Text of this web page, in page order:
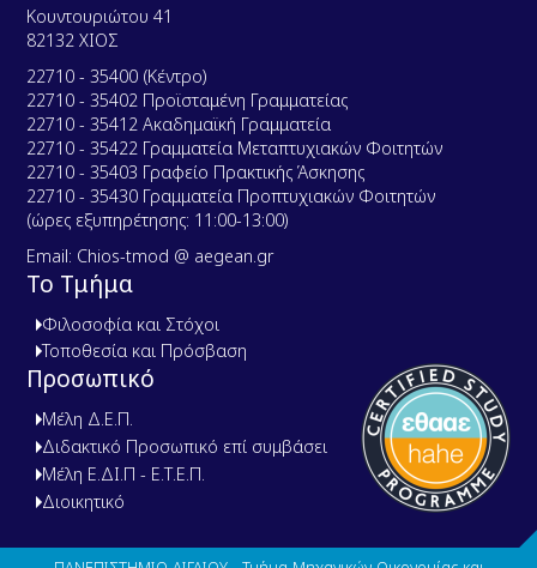
Κουντουριώτου 41
82132 ΧΙΟΣ
22710 - 35400 (Κέντρο)
22710 - 35402 Προϊσταμένη Γραμματείας
22710 - 35412 Ακαδημαϊκή Γραμματεία
22710 - 35422 Γραμματεία Μεταπτυχιακών Φοιτητών
22710 - 35403 Γραφείο Πρακτικής Άσκησης
22710 - 35430 Γραμματεία Προπτυχιακών Φοιτητών
(ώρες εξυπηρέτησης: 11:00-13:00)
Email: Chios-tmod @ aegean.gr
Το Τμήμα
Φιλοσοφία και Στόχοι
Τοποθεσία και Πρόσβαση
Προσωπικό
Μέλη Δ.Ε.Π.
Διδακτικό Προσωπικό επί συμβάσει
Μέλη Ε.ΔΙ.Π - Ε.Τ.Ε.Π.
Διοικητικό